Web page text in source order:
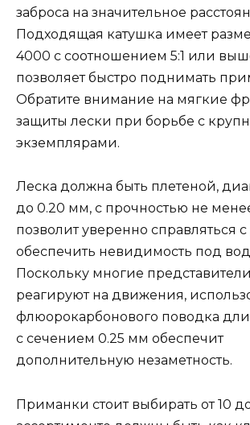
заброса на значительное
Подходящая катушка имеет
4000 с соотношением 5:1 или
позволяет быстро поднимать
Обратите внимание на мягкие
защиты лески при борьбе с
экземплярами.
Леска должна быть плетеной,
до 0.20 мм, с прочностью не менее
позволит уверенно справляться
обеспечить невидимость под
Поскольку многие
реагируют на движения,
флюорокарбонового поводка
с сечением 0.25 мм обеспечит
дополнительную незаметность.
Приманки стоит выбирать от 10